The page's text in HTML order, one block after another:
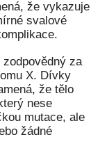
že vykazuje
svalové
zodpovědný za
X. Dívky
že tělo
nese
mutace, ale
žádné